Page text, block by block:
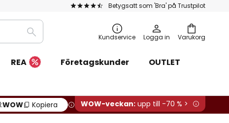
Betygsatt som 'Bra' på Trustpilot
Varukorg
Sök Kundservice Logga in
REA Företagskunder
OUTLET
WOW Kopiera WOW-veckan: upp till -70 % >